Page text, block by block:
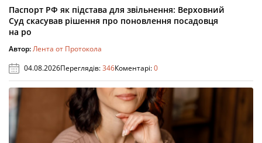
Паспорт РФ як підстава для звільнення: Верховний
Суд скасував рішення про поновлення посадовця
на ро
Автор:Лента от Протокола
04.08.2026Переглядів:346Коментарі:0